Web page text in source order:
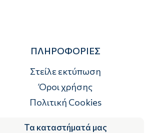
ΠΛΗΡΟΦΟΡΙΕΣ
Στείλε εκτύπωση
Όροι χρήσης
Πολιτική Cookies
Τα καταστήματά μας